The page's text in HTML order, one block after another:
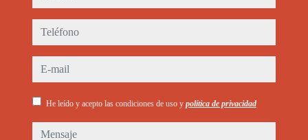
teléfono
e-mail
He leído y acepto las condiciones de uso y política de privacidad
mensaje